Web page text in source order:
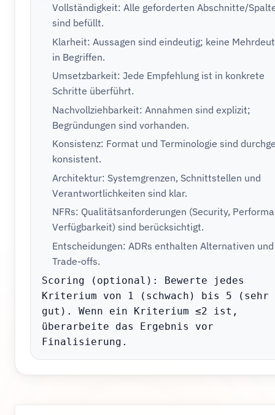
Vollständigkeit: Alle geforderten Abschnitte/
sind befüllt.
Klarheit: Aussagen sind eindeutig; keine
in Begriffen.
Umsetzbarkeit: Jede Empfehlung ist in konkrete
Schritte überführt.
Nachvollziehbarkeit: Annahmen sind explizit;
Begründungen sind vorhanden.
Konsistenz: Format und Terminologie sind
konsistent.
Architektur: Systemgrenzen, Schnittstellen und
Verantwortlichkeiten sind klar.
NFRs: Qualitätsanforderungen (Security,
Verfügbarkeit) sind berücksichtigt.
Entscheidungen: ADRs enthalten Alternativen und
Trade-offs.
Scoring (optional): Bewerte jedes
Kriterium von 1 (schwach) bis 5 (sehr
gut). Wenn ein Kriterium ≤2 ist,
überarbeite das Ergebnis vor
Finalisierung.